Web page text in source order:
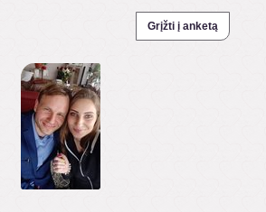
Grįžti į anketą